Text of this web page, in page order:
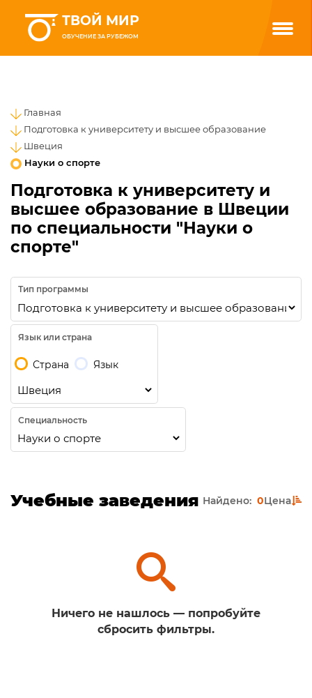
ТВОЙ МИР
ОБУЧЕНИЕ ЗА РУБЕЖОМ
Главная
Подготовка к университету и высшее образование
Швеция
Науки о спорте
Подготовка к университету и
высшее образование в Швеции
по специальности "Науки о
спорте"
Тип программы
Язык или страна
Страна Язык
Специальность
Учебные заведения Найдено: 0Цена
Ничего не нашлось — попробуйте
сбросить фильтры.